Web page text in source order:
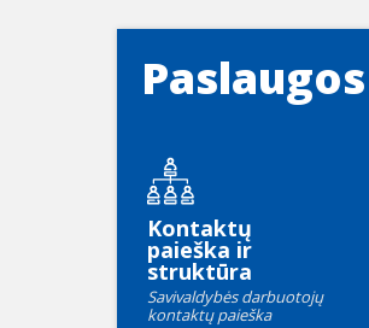
Paslaugos
Kontaktų
paieška ir
struktūra
Savivaldybės darbuotojų
kontaktų paieška